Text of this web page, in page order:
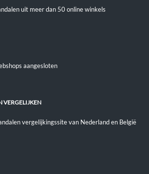
uit meer dan 50 online winkels
aangesloten
VERGELIJKEN
vergelijkingssite van Nederland en België